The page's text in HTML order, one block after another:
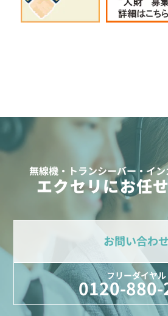
無線機・トランシーバー・イ
エクセリにお任
お問い合わせ
フリーダイヤル
0120-